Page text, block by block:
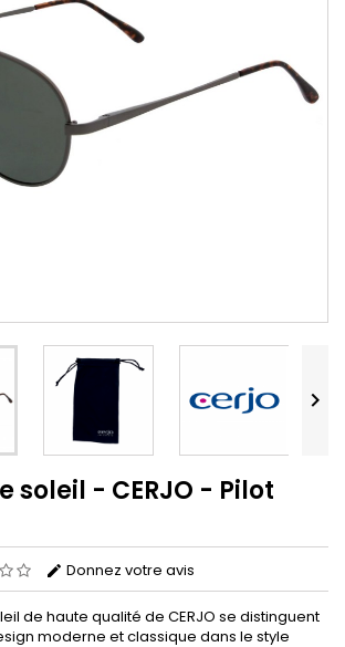

soleil - CERJO - Pilot
Donnez votre avis
de haute qualité de CERJO se distinguent
moderne et classique dans le style